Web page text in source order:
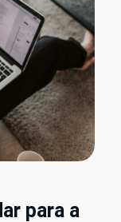
para a